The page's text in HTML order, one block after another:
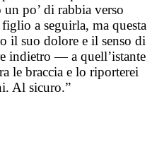
po’ di rabbia verso
a seguirla, ma questa
il suo dolore e il senso di
indietro — a quell’istante
le braccia e lo riporterei
Al sicuro.”